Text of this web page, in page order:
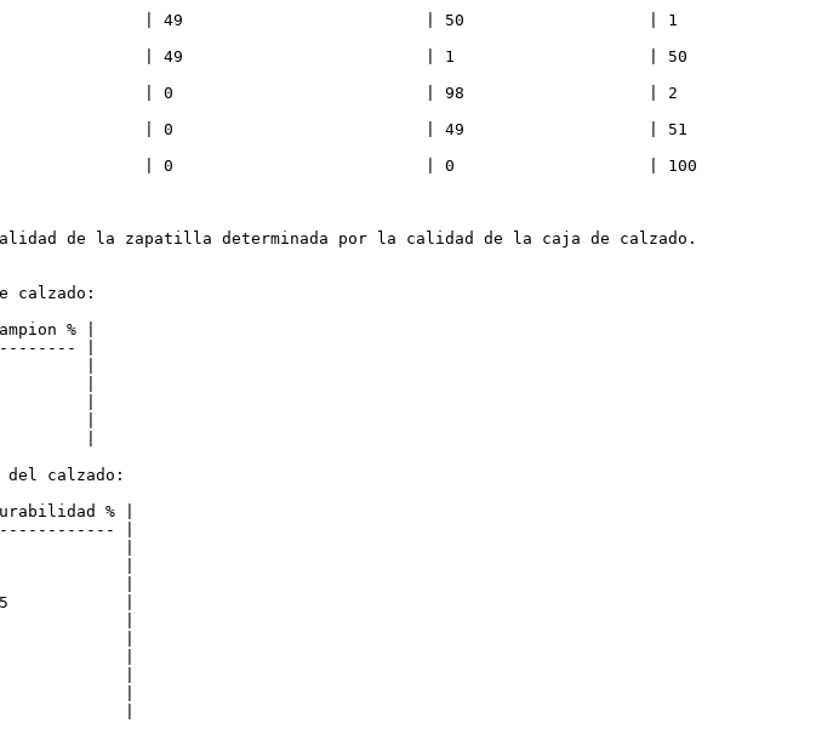
| 49                         | 50                   | 1
| 49                         | 1                    | 50
| 0                          | 98                   | 2
| 0                          | 49                   | 51
| 0                          | 0                    | 100
de la zapatilla determinada por la calidad de la caja de calzado.
calzado:
% |
|
|
|
|
|
|
del calzado:
% |
|
|
|
|
|
|
|
|
|
|
|